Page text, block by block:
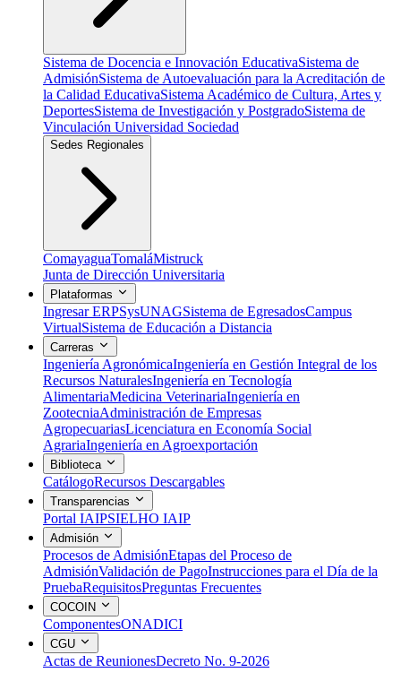
Sistema de Docencia e Innovación EducativaSistema de
AdmisiónSistema de Autoevaluación para la Acreditación de
la Calidad EducativaSistema Académico de Cultura, Artes y
DeportesSistema de Investigación y PostgradoSistema de
Vinculación Universidad Sociedad
Sedes Regionales
ComayaguaTomaláMistruck
Junta de Dirección Universitaria
Plataformas
Ingresar ERPSysUNAGSistema de EgresadosCampus
VirtualSistema de Educación a Distancia
Carreras
Ingeniería AgronómicaIngeniería en Gestión Integral de los
Recursos NaturalesIngeniería en Tecnología
AlimentariaMedicina VeterinariaIngeniería en
ZootecniaAdministración de Empresas
AgropecuariasLicenciatura en Economía Social
AgrariaIngeniería en Agroexportación
Biblioteca
CatálogoRecursos Descargables
Transparencias
Portal IAIPSIELHO IAIP
Admisión
Procesos de AdmisiónEtapas del Proceso de
AdmisiónValidación de PagoInstrucciones para el Día de la
PruebaRequisitosPreguntas Frecuentes
COCOIN
ComponentesONADICI
CGU
Actas de ReunionesDecreto No. 9-2026